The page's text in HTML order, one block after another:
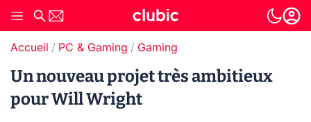
Accueil PC & Gaming Gaming
Un nouveau projet très ambitieux
pour Will Wright